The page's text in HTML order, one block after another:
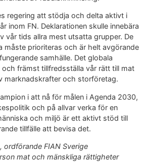
regering att stödja och delta aktivt i
inom FN. Deklarationen skulle innebära
vår tids allra mest utsatta grupper. De
måste prioriteras och är helt avgörande
samhälle. Det globala
främst tillfredsställa vår rätt till mat
marknadskrafter och storföretag.
i att nå för målen i Agenda 2030,
och på allvar verka för en
och miljö är ett aktivt stöd till
tillfälle att bevisa det.
ordförande FIAN Sverige
mat och mänskliga rättigheter